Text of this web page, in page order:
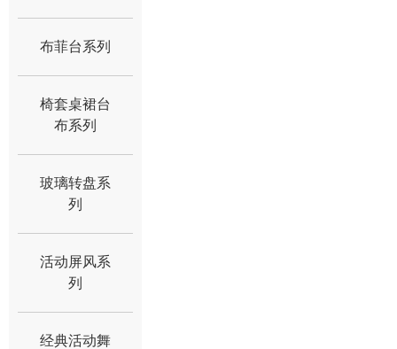
布菲台系列
椅套桌裙台
布系列
玻璃转盘系
列
活动屏风系
列
经典活动舞